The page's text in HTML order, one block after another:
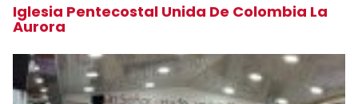
Iglesia Pentecostal Unida De Colombia La
Aurora